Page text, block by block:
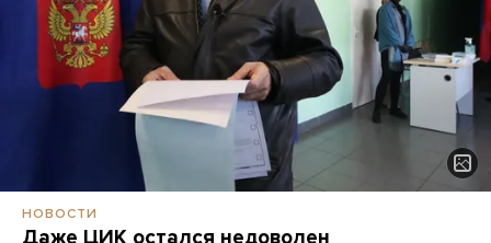
НОВОСТИ
Даже ЦИК остался недоволен